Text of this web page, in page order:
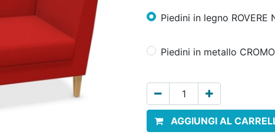
Piedini in legno ROVERE
Piedini in metallo CROMO
AGGIUNGI AL